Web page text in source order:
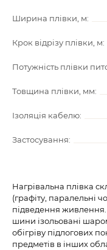
Ширина плівки, м:
Крок відрізу плівки, м:
Потужність плівки
Товщина плівки, мм:
Ізоляція кабелю:
Застосування:
Нагрівальна плівка
(графіту, паралельні
підведення живлення.
шини ізольовані
обігріву підлогових
предметів в інших